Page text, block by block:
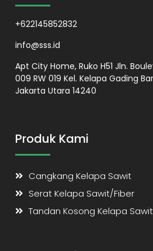
+622145852832
info@sss.id
Apt City Home, Ruko H51 Jln.
009 RW 019 Kel. Kelapa Gading
Jakarta Utara 14240
Produk Kami
Cangkang Kelapa Sawit
Serat Kelapa Sawit/Fiber
Tandan Kosong Kelapa Sawit